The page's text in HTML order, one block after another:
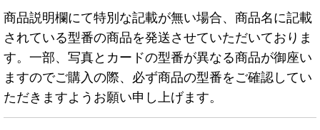
商品説明欄にて特別な記載が無い場合、商品名に記載
されている型番の商品を発送させていただいておりま
す。一部、写真とカードの型番が異なる商品が御座い
ますのでご購入の際、必ず商品の型番をご確認してい
ただきますようお願い申し上げます。